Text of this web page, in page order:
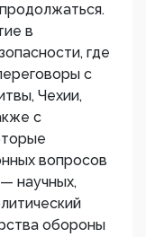
в
где
с
Чехии,
с
вопросов
научных,
обороны